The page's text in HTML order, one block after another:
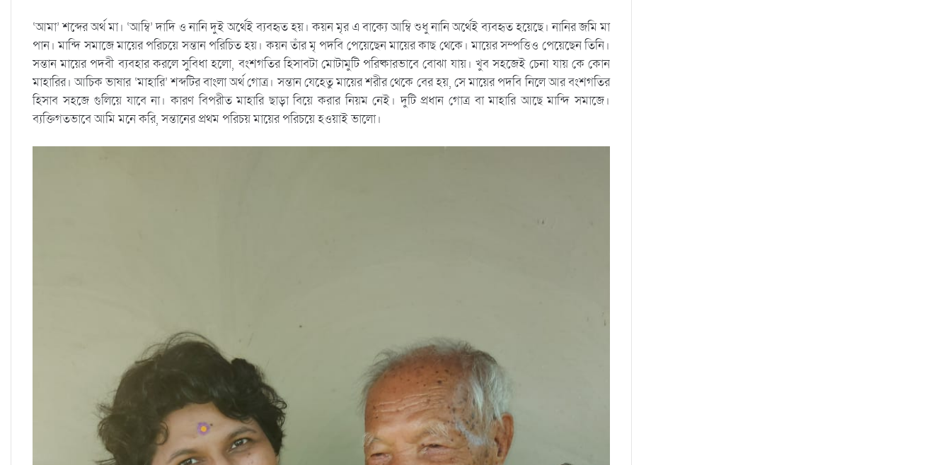
‘আমা’ শব্দের অর্থ মা। ‘আম্বি’ দাদি ও নানি দুই অর্থেই ব্যবহৃত হয়। কয়ন মৃর এ বাক্যে আম্বি শুধু নানি অর্থেই ব্যবহৃত হয়েছে। নানির জমি মা
পান। মান্দি সমাজে মায়ের পরিচয়ে সন্তান পরিচিত হয়। কয়ন তাঁর মৃ পদবি পেয়েছেন মায়ের কাছ থেকে। মায়ের সম্পত্তিও পেয়েছেন তিনি।
সন্তান মায়ের পদবী ব্যবহার করলে সুবিধা হলো, বংশগতির হিসাবটা মোটামুটি পরিষ্কারভাবে বোঝা যায়। খুব সহজেই চেনা যায় কে কোন
মাহারির। আচিক ভাষার ‘মাহারি’ শব্দটির বাংলা অর্থ গোত্র। সন্তান যেহেতু মায়ের শরীর থেকে বের হয়, সে মায়ের পদবি নিলে আর বংশগতির
হিসাব সহজে গুলিয়ে যাবে না। কারণ বিপরীত মাহারি ছাড়া বিয়ে করার নিয়ম নেই। দুটি প্রধান গোত্র বা মাহারি আছে মান্দি সমাজে।
ব্যক্তিগতভাবে আমি মনে করি, সন্তানের প্রথম পরিচয় মায়ের পরিচয়ে হওয়াই ভালো।